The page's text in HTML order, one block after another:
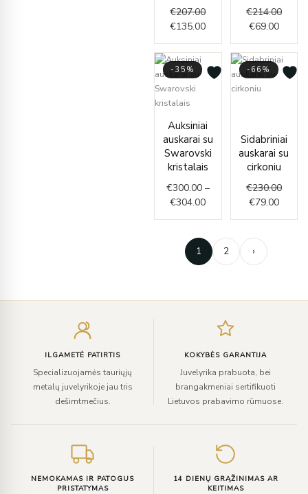
€207.00
€135.00
€214.00
€69.00
-35%
Auksiniai
auskarai su
Swarovski
kristalais
€300.00 –
€304.00
range:
€300.00
through
€304.00
-66%
Sidabriniai
auskarai su
cirkoniu
€230.00
€79.00
1 2 ›
ILGAMETĖ PATIRTIS
Specializuojamės tauriųjų
metalų juvelyrikoje jau tris
dešimtmečius.
KOKYBĖS GARANTIJA
Juvelyrika prabuota, bei
brangakmeniai sertifikuoti
Lietuvos prabavimo rūmuose.
NEMOKAMAS IR PATOGUS
PRISTATYMAS
14 DIENŲ GRĄŽINIMAS AR
KEITIMAS